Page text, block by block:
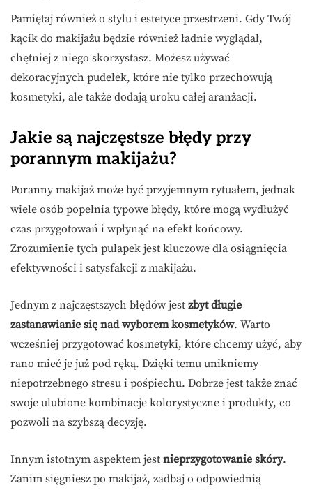
Pamiętaj również o stylu i estetyce przestrzeni. Gdy Twój
kącik do makijażu będzie również ładnie wyglądał,
chętniej z niego skorzystasz. Możesz używać
dekoracyjnych pudełek, które nie tylko przechowują
kosmetyki, ale także dodają uroku całej aranżacji.
Jakie są najczęstsze błędy przy
porannym makijażu?
Poranny makijaż może być przyjemnym rytuałem, jednak
wiele osób popełnia typowe błędy, które mogą wydłużyć
czas przygotowań i wpłynąć na efekt końcowy.
Zrozumienie tych pułapek jest kluczowe dla osiągnięcia
efektywności i satysfakcji z makijażu.
Jednym z najczęstszych błędów jest zbyt długie
zastanawianie się nad wyborem kosmetyków. Warto
wcześniej przygotować kosmetyki, które chcemy użyć, aby
rano mieć je już pod ręką. Dzięki temu unikniemy
niepotrzebnego stresu i pośpiechu. Dobrze jest także znać
swoje ulubione kombinacje kolorystyczne i produkty, co
pozwoli na szybszą decyzję.
Innym istotnym aspektem jest nieprzygotowanie skóry.
Zanim sięgniesz po makijaż, zadbaj o odpowiednią